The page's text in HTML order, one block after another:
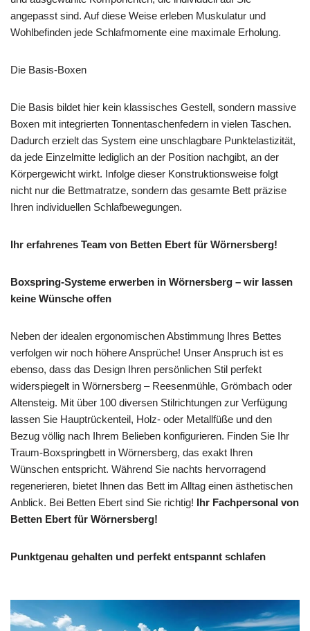
angepasst sind. Auf diese Weise erleben Muskulatur und
Wohlbefinden jede Schlafmomente eine maximale Erholung.
Die Basis-Boxen
Die Basis bildet hier kein klassisches Gestell, sondern massive
Boxen mit integrierten Tonnentaschenfedern in vielen Taschen.
Dadurch erzielt das System eine unschlagbare Punktelastizität,
da jede Einzelmitte lediglich an der Position nachgibt, an der
Körpergewicht wirkt. Infolge dieser Konstruktionsweise folgt
nicht nur die Bettmatratze, sondern das gesamte Bett präzise
Ihren individuellen Schlafbewegungen.
Ihr erfahrenes Team von Betten Ebert für Wörnersberg!
Boxspring-Systeme erwerben in Wörnersberg – wir lassen
keine Wünsche offen
Neben der idealen ergonomischen Abstimmung Ihres Bettes
verfolgen wir noch höhere Ansprüche! Unser Anspruch ist es
ebenso, dass das Design Ihren persönlichen Stil perfekt
widerspiegelt in Wörnersberg – Reesenmühle, Grömbach oder
Altensteig. Mit über 100 diversen Stilrichtungen zur Verfügung
lassen Sie Hauptrückenteil, Holz- oder Metallfüße und den
Bezug völlig nach Ihrem Belieben konfigurieren. Finden Sie Ihr
Traum-Boxspringbett in Wörnersberg, das exakt Ihren
Wünschen entspricht. Während Sie nachts hervorragend
regenerieren, bietet Ihnen das Bett im Alltag einen ästhetischen
Anblick. Bei Betten Ebert sind Sie richtig! Ihr Fachpersonal von
Betten Ebert für Wörnersberg!
Punktgenau gehalten und perfekt entspannt schlafen